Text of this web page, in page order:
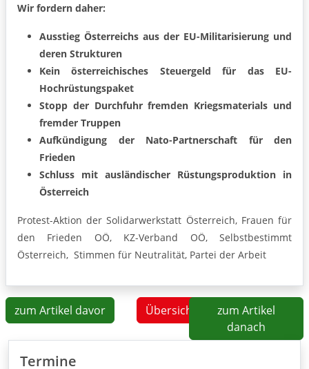
Wir fordern daher:
Ausstieg Österreichs aus der EU-Militarisierung und
deren Strukturen
Kein österreichisches Steuergeld für das EU-
Hochrüstungspaket
Stopp der Durchfuhr fremden Kriegsmaterials und
fremder Truppen
Aufkündigung der Nato-Partnerschaft für den
Frieden
Schluss mit ausländischer Rüstungsproduktion in
Österreich
Protest-Aktion der Solidarwerkstatt Österreich, Frauen für
den Frieden OÖ, KZ-Verband OÖ, Selbstbestimmt
Österreich, Stimmen für Neutralität, Partei der Arbeit
zum Artikel davor Übersicht
zum Artikel
danach
Termine